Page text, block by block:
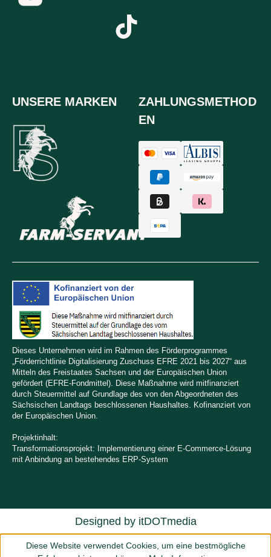
UNSERE MARKEN
ZAHLUNGSMETHOD
EN
Dieses Unternehmen wird im Rahmen des Förderprogrammes
„Förderrichtlinie Digitalisierung Zuschuss EFRE 2021 bis 2027“ aus
Mitteln des Freistaates Sachsen und der Europäischen Union
gefördert (EFRE-Fondmittel). Diese Maßnahme wird mitfinanziert
durch Steuermittel auf Grundlage des von den Abgeordneten des
Sächsischen Landtags beschlossenen Haushaltes. Kofinanziert von
der Europäischen Union.
Projektinhalt:
Transformationsprojekt: Implementierung einer E-Commerce-Lösung
mit Anbindung an bestehendes ERP-System
Designed by itDOTmedia
Diese Website verwendet Cookies, um eine bestmögliche